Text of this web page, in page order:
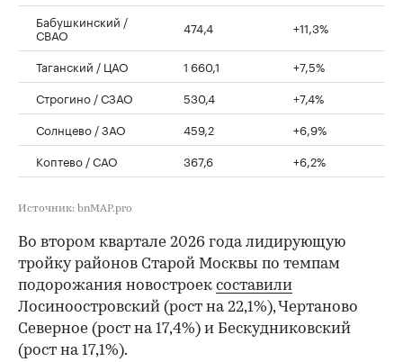
Бабушкинский /
СВАО 474,4 +11,3%
Таганский / ЦАО 1 660,1
+7,5%
Строгино / СЗАО
530,4
+7,4%
Солнцево / ЗАО
459,2
+6,9%
Коптево / САО
367,6 +6,2%
Источник: bnMAP.pro
Во втором квартале 2026 года лидирующую
тройку районов Старой Москвы по темпам
подорожания новостроек составили
Лосиноостровский (рост на 22,1%), Чертаново
Северное (рост на 17,4%) и Бескудниковский
(рост на 17,1%).